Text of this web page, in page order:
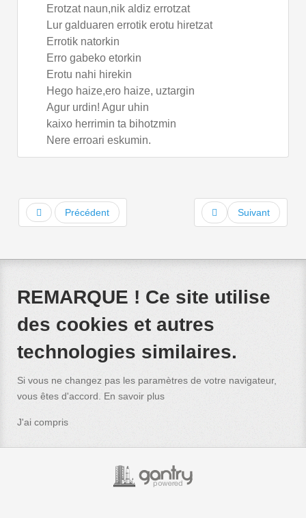
Erotzat naun,nik aldiz errotzat
Lur galduaren errotik erotu hiretzat
Errotik natorkin
Erro gabeko etorkin
Erotu nahi hirekin
Hego haize,ero haize, uztargin
Agur urdin! Agur uhin
kaixo herrimin ta bihotzmin
Nere erroari eskumin.
Précédent Suivant
REMARQUE ! Ce site utilise
des cookies et autres
technologies similaires.
Si vous ne changez pas les paramètres de votre navigateur,
vous êtes d'accord. En savoir plus
J'ai compris